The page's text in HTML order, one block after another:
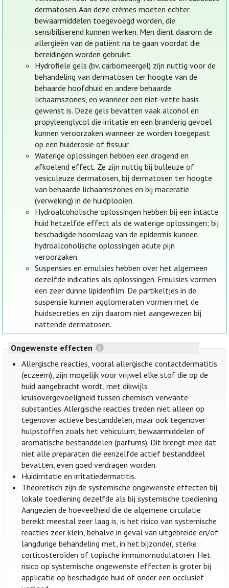
dermatosen. Aan deze crèmes moeten echter
bewaarmiddelen toegevoegd worden, die
sensibiliserend kunnen werken. Men dient daarom de
allergieën van de patiënt na te gaan voordat die
bereidingen worden gebruikt.
Hydrofiele gels (bv. carbomeergel) zijn nuttig voor de
behandeling van dermatosen ter hoogte van de
behaarde hoofdhuid en andere behaarde
lichaamszones, en wanneer een niet-vette basis
gewenst is. Deze gels bevatten vaak alcohol en
propyleenglycol die irritatie en een branderig gevoel
kunnen veroorzaken wanneer ze worden toegepast
op een huiderosie of fissuur.
Waterige oplossingen hebben een drogend en
afkoelend effect. Ze zijn nuttig bij bulleuze of
vesiculeuze dermatosen, bij dermatosen ter hoogte
van behaarde lichaamszones en bij maceratie
(verweking) in de huidplooien.
Hydroalcoholische oplossingen hebben bij een intacte
huid hetzelfde effect als de waterige oplossingen; bij
beschadigde hoornlaag van de epidermis kunnen
hydroalcoholische oplossingen acute pijn
veroorzaken.
Suspensies en emulsies hebben over het algemeen
dezelfde indicaties als oplossingen. Emulsies vormen
een zeer dunne lipidenfilm. De partikeltjes in de
suspensie kunnen agglomeraten vormen met de
huidsecreties en zijn daarom niet aangewezen bij
nattende dermatosen.
Ongewenste effecten
Allergische reacties, vooral allergische contactdermatitis
(eczeem), zijn mogelijk voor vrijwel elke stof die op de
huid aangebracht wordt, met dikwijls
kruisovergevoeligheid tussen chemisch verwante
substanties. Allergische reacties treden niet alleen op
tegenover actieve bestanddelen, maar ook tegenover
hulpstoffen zoals het vehiculum, bewaarmiddelen of
aromatische bestanddelen (parfums). Dit brengt mee dat
niet alle preparaten die eenzelfde actief bestanddeel
bevatten, even goed verdragen worden.
Huidirritatie en irritatiedermatitis.
Theoretisch zijn de systemische ongewenste effecten bij
lokale toediening dezelfde als bij systemische toediening.
Aangezien de hoeveelheid die de algemene circulatie
bereikt meestal zeer laag is, is het risico van systemische
reacties zeer klein, behalve in geval van uitgebreide en/of
langdurige behandeling met, in het bijzonder, sterke
corticosteroïden of topische immunomodulatoren. Het
risico op systemische ongewenste effecten is groter bij
applicatie op beschadigde huid of onder een occlusief